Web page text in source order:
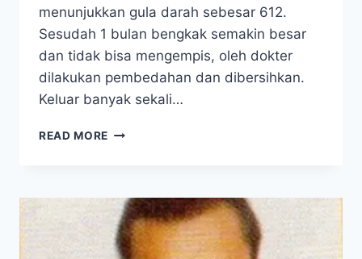
menunjukkan gula darah sebesar 612.
Sesudah 1 bulan bengkak semakin besar
dan tidak bisa mengempis, oleh dokter
dilakukan pembedahan dan dibersihkan.
Keluar banyak sekali…
READ MORE DIABETES:
SAYA
BISA
TUMBUH
LAGI!